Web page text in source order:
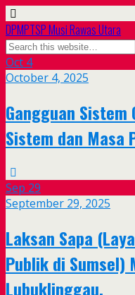
DPMPTSP Musi Rawas Utara
Oct 4
October 4, 2025
Gangguan Sistem
Sistem dan Masa
Sep 29
September 29, 2025
Laksan Sapa
Publik di Sumsel)
Lubuklinggau.